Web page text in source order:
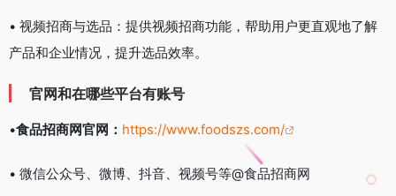
• 视频招商与选品：提供视频招商功能，帮助用户更直观地了解
产品和企业情况，提升选品效率。
官网和在哪些平台有账号
•食品招商网官网： https://www.foodszs.com/
• 微信公众号、微博、抖音、视频号等@食品招商网